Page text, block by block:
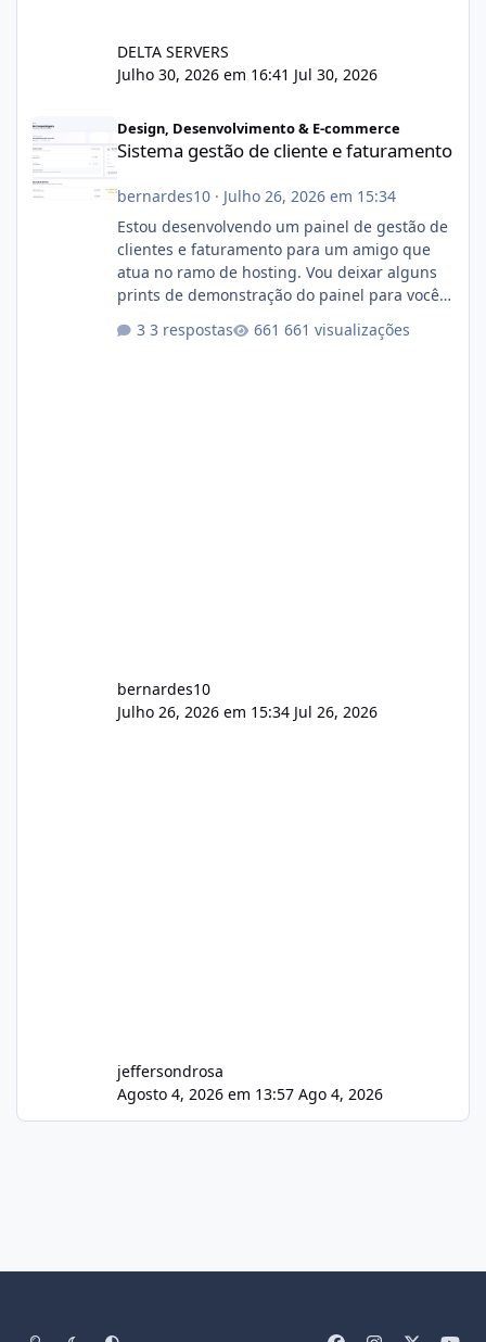
DELTA SERVERS
Julho 30, 2026 em 16:41 Jul 30, 2026
Design, Desenvolvimento & E-commerce
Sistema gestão de cliente e faturamento
bernardes10· Julho 26, 2026 em 15:34
Estou desenvolvendo um painel de gestão de
clientes e faturamento para um amigo que
atua no ramo de hosting. Vou deixar alguns
prints de demonstração do painel para vocês
com cerca de 80% concluído e conta com
3 respostas 661 visualizações
bernardes10
Julho 26, 2026 em 15:34 Jul 26, 2026
jeffersondrosa
Agosto 4, 2026 em 13:57 Ago 4, 2026
Light ModeDark ModeSystem Preference